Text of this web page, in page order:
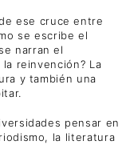
ese cruce entre
se escribe el
narran el
reinvención? La
y también una
pensar en
la literatura